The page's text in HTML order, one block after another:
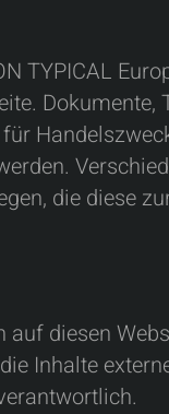
TYPICAL
die diese
diesen
Inhalte